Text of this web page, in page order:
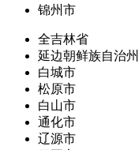
锦州市
全吉林省
延边朝鲜族自治州
白城市
松原市
白山市
通化市
辽源市